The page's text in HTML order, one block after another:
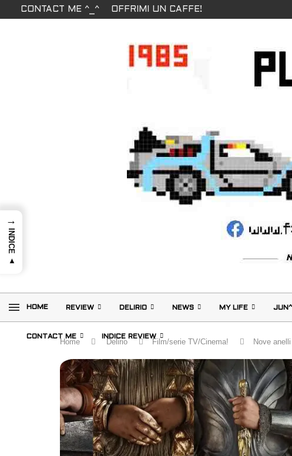
CONTACT ME ^_^ OFFRIMI UN CAFFE!
HOME REVIEW DELIRIO NEWS MY LIFE JUN^
CONTACT ME INDICE REVIEW
Home Delirio Film/serie TV/Cinema! Nove
→
INDICE ▲